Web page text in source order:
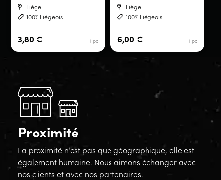
Liège
100% Liégeois
1 pc
3,80€
Liège
100% Liégeois
1 pc
6,00 €
Proximité
La proximité n’est pas que géographique, elle est
également humaine. Nous aimons échanger avec
nos clients et avec nos partenaires.